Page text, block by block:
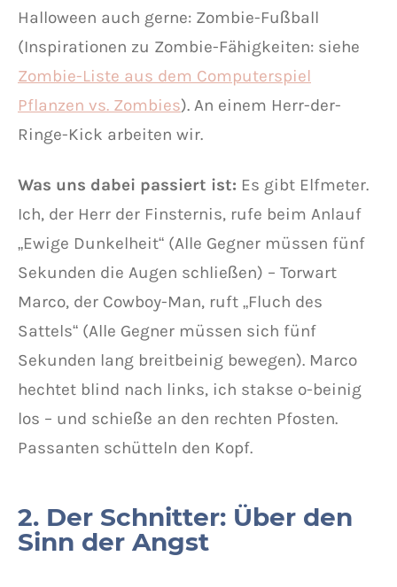
Halloween auch gerne: Zombie-Fußball
(Inspirationen zu Zombie-Fähigkeiten: siehe
Zombie-Liste aus dem Computerspiel
Pflanzen vs. Zombies). An einem Herr-der-
Ringe-Kick arbeiten wir.
Was uns dabei passiert ist: Es gibt Elfmeter.
Ich, der Herr der Finsternis, rufe beim Anlauf
„Ewige Dunkelheit“ (Alle Gegner müssen fünf
Sekunden die Augen schließen) – Torwart
Marco, der Cowboy-Man, ruft „Fluch des
Sattels“ (Alle Gegner müssen sich fünf
Sekunden lang breitbeinig bewegen). Marco
hechtet blind nach links, ich stakse o-beinig
los – und schieße an den rechten Pfosten.
Passanten schütteln den Kopf.
2. Der Schnitter: Über den
Sinn der Angst